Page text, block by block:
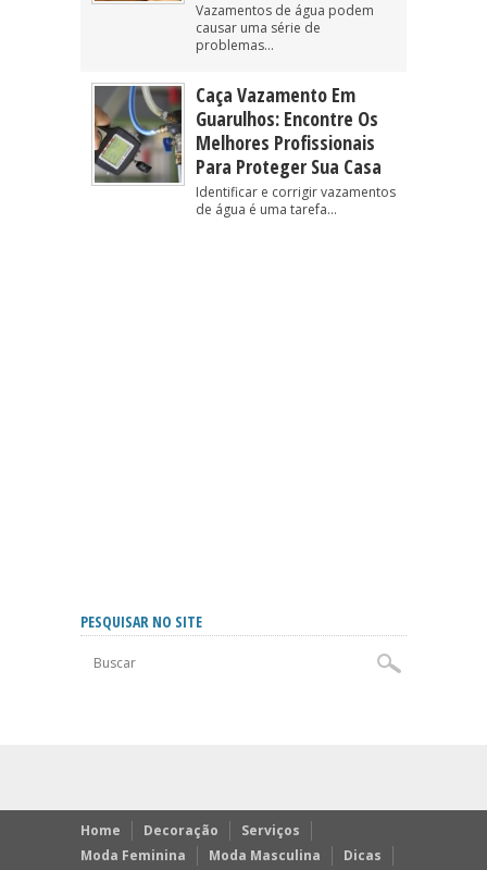
Vazamentos de água podem
causar uma série de
problemas...
Caça Vazamento Em
Guarulhos: Encontre Os
Melhores Profissionais
Para Proteger Sua Casa
Identificar e corrigir vazamentos
de água é uma tarefa...
PESQUISAR NO SITE
Home Decoração
Serviços
Moda Feminina
Moda Masculina Dicas